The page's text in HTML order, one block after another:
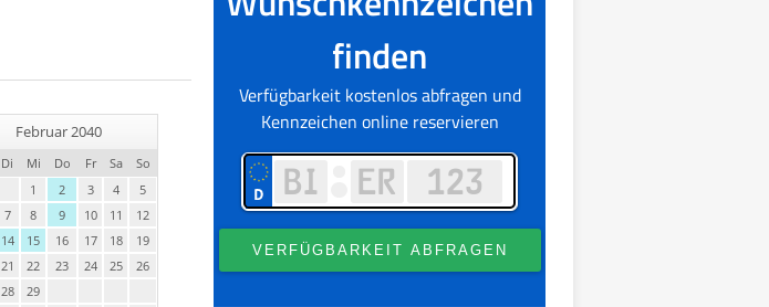
Februar 2040
Di Mi Do Fr Sa
So
1
2 3 4
5
7 8 9 10 11
12
14 15 16 17 18
19
21 22 23 24 25
26
28 29